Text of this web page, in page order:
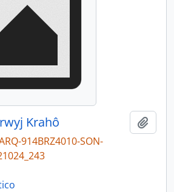
Krahô
914BRZ4010-SON-